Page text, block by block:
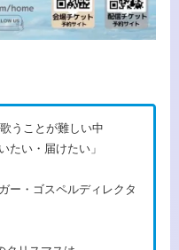
うことが難しい中
たい・届けたい」
ー・ゴスペルディレクタ